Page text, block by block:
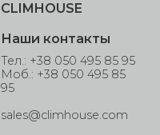
CLIMHOUSE
Наши контакты
Тел.: +38 050 495 85 95
Моб.: +38 050 495 85
95
sales@climhouse.com